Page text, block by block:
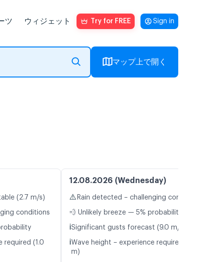
ツ ウィジェット Try for FREE Sign in
マップ上で開く
(2.7 m/s)
conditions
required (1.0
12.08.2026 (Wednesday)
⚠️ Rain detected – challenging conditions
💨 Unlikely breeze — 5% probability
ℹ️Significant gusts forecast (9.0 m/s)
ℹ️Wave height – experience required (1.0
m)